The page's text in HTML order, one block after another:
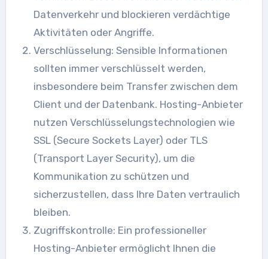
Datenverkehr und blockieren verdächtige
Aktivitäten oder Angriffe.
Verschlüsselung: Sensible Informationen
sollten immer verschlüsselt werden,
insbesondere beim Transfer zwischen dem
Client und der Datenbank. Hosting-Anbieter
nutzen Verschlüsselungstechnologien wie
SSL (Secure Sockets Layer) oder TLS
(Transport Layer Security), um die
Kommunikation zu schützen und
sicherzustellen, dass Ihre Daten vertraulich
bleiben.
Zugriffskontrolle: Ein professioneller
Hosting-Anbieter ermöglicht Ihnen die